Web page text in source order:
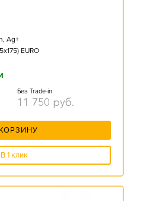
Ag+
EURO
Без Trade-in
11 750 руб.
В 1 клик